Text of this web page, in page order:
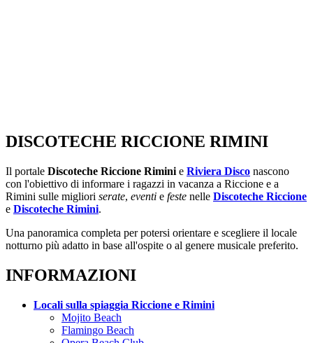
DISCOTECHE RICCIONE RIMINI
Il portale Discoteche Riccione Rimini e Riviera Disco nascono
con l'obiettivo di informare i ragazzi in vacanza a Riccione e a
Rimini sulle migliori serate, eventi e feste nelle Discoteche Riccione
e Discoteche Rimini.
Una panoramica completa per potersi orientare e scegliere il locale
notturno più adatto in base all'ospite o al genere musicale preferito.
INFORMAZIONI
Locali sulla spiaggia Riccione e Rimini
Mojito Beach
Flamingo Beach